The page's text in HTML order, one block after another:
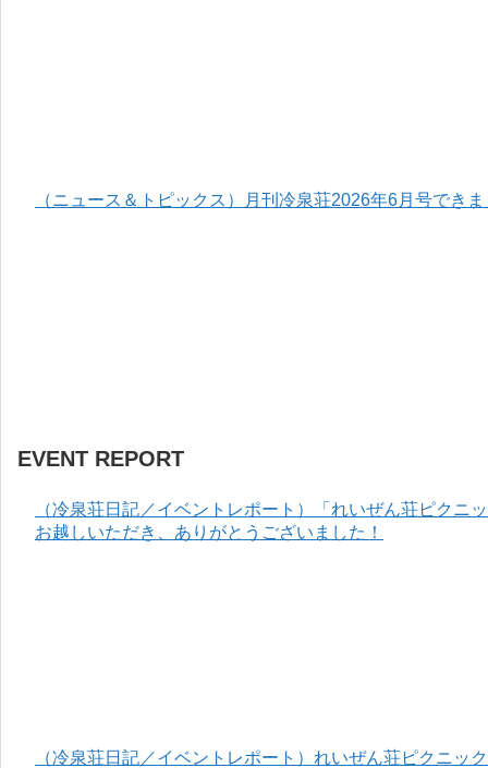
（ニュース＆トピックス）月刊冷泉荘2026年6月号でき
EVENT REPORT
（冷泉荘日記／イベントレポート）「れいぜん荘ピクニ
お越しいただき、ありがとうございました！
（冷泉荘日記／イベントレポート）れいぜん荘ピクニッ